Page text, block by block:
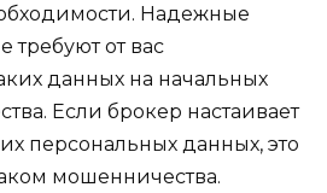
Надежные
требуют от вас
данных на начальных
Если брокер настаивает
персональных данных, это
мошенничества.